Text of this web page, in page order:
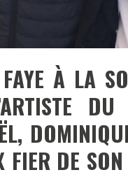
À LA
DU
DE